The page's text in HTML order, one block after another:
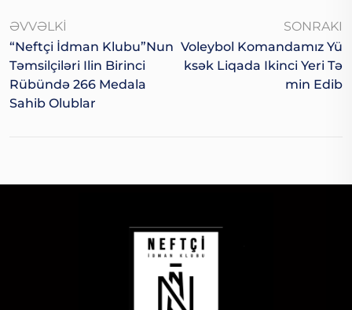
ƏVVƏLKI
“Neftçi İdman Klubu”nun
Təmsilçiləri Ilin Birinci
Rübündə 266 Medala
Sahib Olublar
SONRAKI
Voleybol Komandamız Yü
Ksək Liqada Ikinci Yeri Tə
Min Edib